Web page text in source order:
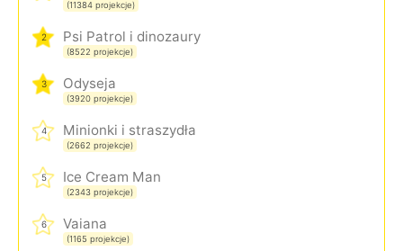
(11384 projekcje)
2 Psi Patrol i dinozaury
(8522 projekcje)
3 Odyseja
(3920 projekcje)
4 Minionki i straszydła
(2662 projekcje)
5 Ice Cream Man
(2343 projekcje)
6 Vaiana
(1165 projekcje)